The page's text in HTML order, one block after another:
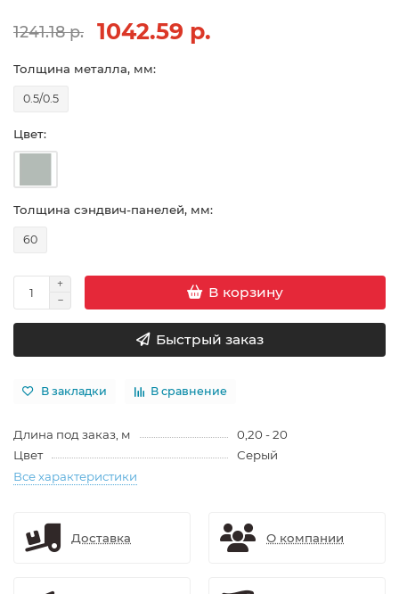
1241.18 р. 1042.59 р.
Толщина металла, мм:
0.5/0.5
Цвет:
Толщина сэндвич-панелей, мм:
60
В корзину
Быстрый заказ
В закладки В сравнение
Длина под заказ, м
0,20 - 20
Цвет
Серый
Все характеристики
Доставка О компании